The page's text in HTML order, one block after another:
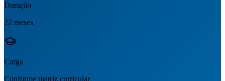
Duração
22 meses
Carga
Conforme matriz curricular